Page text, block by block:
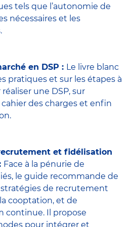
tels que l’autonomie de
nécessaires et les
en DSP : Le livre blanc
pratiques et sur les étapes à
une DSP, sur
des charges et enfin
et fidélisation
Face à la pénurie de
le guide recommande de
de recrutement
cooptation, et de
continue. Il propose
pour intégrer et